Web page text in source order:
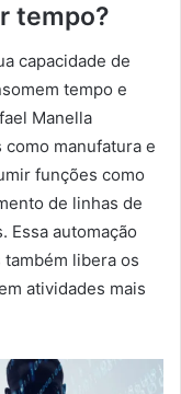
tempo?
capacidade de
tempo e
Manella
manufatura e
funções como
de linhas de
Essa automação
libera os
atividades mais